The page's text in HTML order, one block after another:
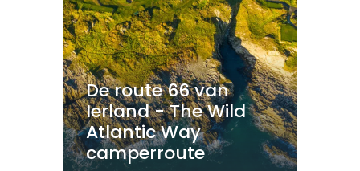
De route 66 van
Ierland - The Wild
Atlantic Way
camperroute